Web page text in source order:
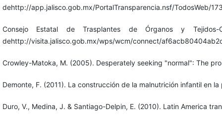
dehttp://app.jalisco.gob.mx/PortalTransparencia.nsf/TodosWeb/
Consejo Estatal de Trasplantes de Órganos y
dehttp://visita.jalisco.gob.mx/wps/wcm/connect/
Crowley-Matoka, M. (2005). Desperately seeking "normal": The
Demonte, F. (2011). La construcción de la malnutrición infantil en
Duro, V., Medina, J. & Santiago-Delpin, E. (2010). Latin America